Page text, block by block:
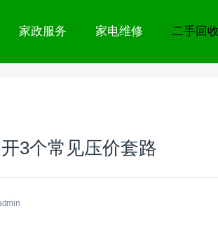
家政服务 家电维修 二手回收
3个常见压价套路